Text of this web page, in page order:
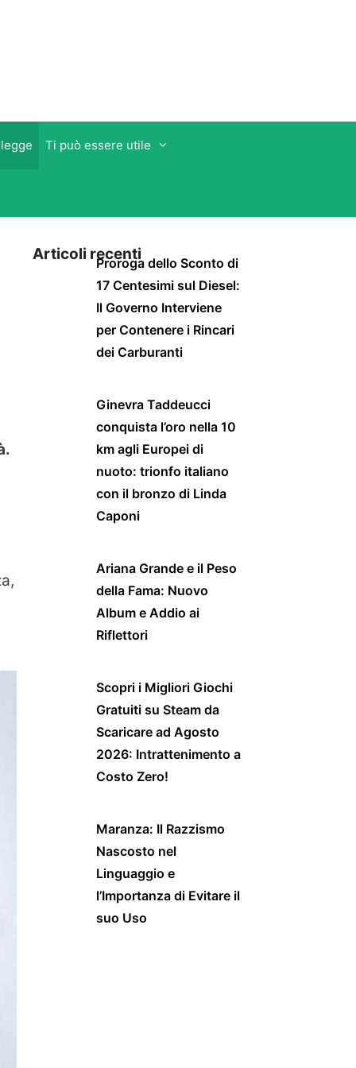
Ti può essere utile
Articoli recentiProroga dello Sconto di
17 Centesimi sul Diesel:
Il Governo Interviene
per Contenere i Rincari
dei Carburanti
Ginevra Taddeucci
conquista l’oro nella 10
km agli Europei di
nuoto: trionfo italiano
con il bronzo di Linda
Caponi
Ariana Grande e il Peso
della Fama: Nuovo
Album e Addio ai
Riflettori
Scopri i Migliori Giochi
Gratuiti su Steam da
Scaricare ad Agosto
2026: Intrattenimento a
Costo Zero!
Maranza: Il Razzismo
Nascosto nel
Linguaggio e
l’Importanza di Evitare il
suo Uso